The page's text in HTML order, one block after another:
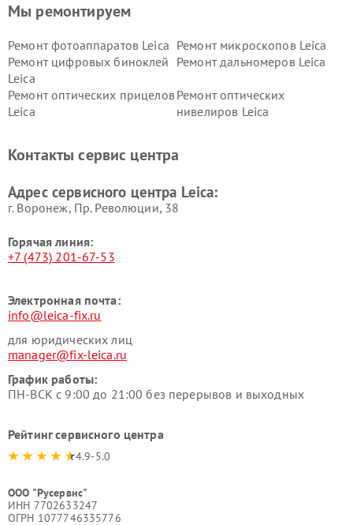
Мы ремонтируем
Ремонт фотоаппаратов Leica Ремонт микроскопов Leica
Ремонт цифровых биноклей
Leica
Ремонт дальномеров Leica
Ремонт оптических прицелов
Leica
Ремонт оптических
нивелиров Leica
Контакты сервис центра
Адрес сервисного центра Leica:
г. Воронеж, Пр. Революции, 38
Горячая линия:
+7 (473) 201-67-53
Электронная почта:
info@leica-fix.ru
для юридических лиц
manager@fix-leica.ru
График работы:
ПН-ВСК с 9:00 до 21:00 без перерывов и выходных
Рейтинг сервисного центра
4.9-5.0
ООО "Русервис"
ИНН 7702633247
ОГРН 1077746335776